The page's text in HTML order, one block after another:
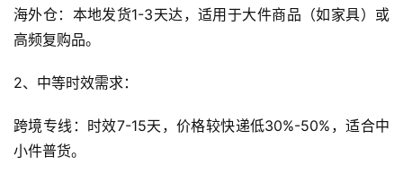
海外仓：本地发货1-3天达，适用于大件商品（如家具）或
高频复购品。
2、中等时效需求：
跨境专线：时效7-15天，价格较快递低30%-50%，适合中
小件普货。